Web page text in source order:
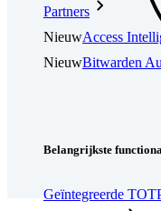
Partners
NieuwAccess
NieuwBitwarden
Belangrijkste
Geïntegreerde